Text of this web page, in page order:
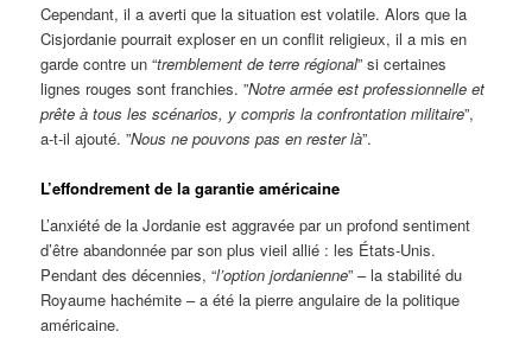
Cependant, il a averti que la situation est volatile. Alors que la
Cisjordanie pourrait exploser en un conflit religieux, il a mis en
garde contre un “tremblement de terre régional” si certaines
lignes rouges sont franchies. ”Notre armée est professionnelle et
prête à tous les scénarios, y compris la confrontation militaire”,
a-t-il ajouté. ”Nous ne pouvons pas en rester là”.
L’effondrement de la garantie américaine
L’anxiété de la Jordanie est aggravée par un profond sentiment
d’être abandonnée par son plus vieil allié : les États-Unis.
Pendant des décennies, “l’option jordanienne” – la stabilité du
Royaume hachémite – a été la pierre angulaire de la politique
américaine.